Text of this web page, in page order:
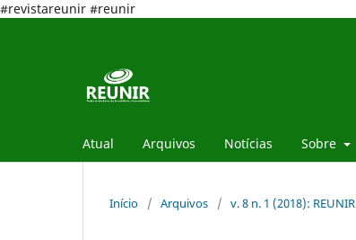
#revistareunir #reunir
Atual Arquivos Notícias Sobre
Início / Arquivos / v. 8 n. 1 (2018): REUNIR